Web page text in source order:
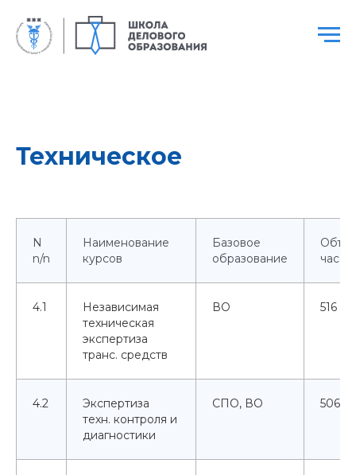
Техническое
N
n/n
Наименование
курсов
Базовое
образование
часов
4.1
Независимая
техническая
экспертиза
транс. средств
ВО 516
4.2
Экспертиза
техн. контроля и
диагностики
СПО, ВО 506